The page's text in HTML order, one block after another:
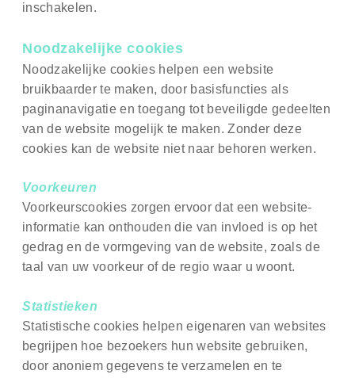
inschakelen.
Noodzakelijke cookies
Noodzakelijke cookies helpen een website
bruikbaarder te maken, door basisfuncties als
paginanavigatie en toegang tot beveiligde gedeelten
van de website mogelijk te maken. Zonder deze
cookies kan de website niet naar behoren werken.
Voorkeuren
Voorkeurscookies zorgen ervoor dat een website-
informatie kan onthouden die van invloed is op het
gedrag en de vormgeving van de website, zoals de
taal van uw voorkeur of de regio waar u woont.
Statistieken
Statistische cookies helpen eigenaren van websites
begrijpen hoe bezoekers hun website gebruiken,
door anoniem gegevens te verzamelen en te